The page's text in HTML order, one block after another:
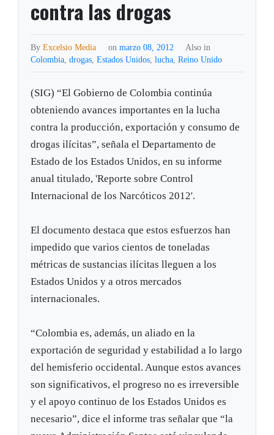
contra las drogas
ByExcelsio Media on marzo 08, 2012
Also in
Colombia,drogas,Estados Unidos,lucha,Reino Unido
(SIG) “El Gobierno de Colombia continúa
obteniendo avances importantes en la lucha
contra la producción, exportación y consumo de
drogas ilícitas”, señala el Departamento de
Estado de los Estados Unidos, en su informe
anual titulado, 'Reporte sobre Control
Internacional de los Narcóticos 2012'.
El documento destaca que estos esfuerzos han
impedido que varios cientos de toneladas
métricas de sustancias ilícitas lleguen a los
Estados Unidos y a otros mercados
internacionales.
“Colombia es, además, un aliado en la
exportación de seguridad y estabilidad a lo largo
del hemisferio occidental. Aunque estos avances
son significativos, el progreso no es irreversible
y el apoyo continuo de los Estados Unidos es
necesario”, dice el informe tras señalar que “la